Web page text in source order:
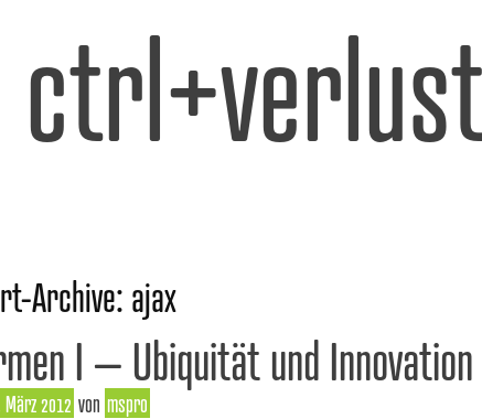
Archive:ajax
I – Ubiquität und Innovation
2012 von mspro